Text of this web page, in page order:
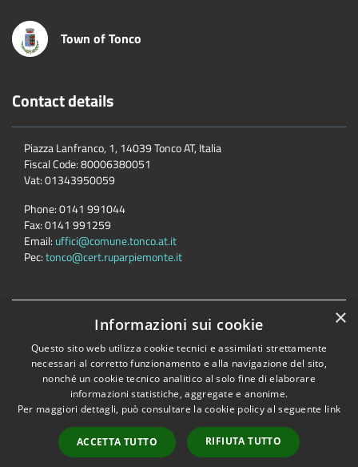
Town of Tonco
Contact details
Piazza Lanfranco, 1, 14039 Tonco AT, Italia
Fiscal Code:80006380051
Vat:01343950059
Phone:0141 991044
Fax:0141 991259
Email: uffici@comune.tonco.at.it
Pec:tonco@cert.ruparpiemonte.it
Accessibility Privacy Cookie
Sitemap
Comune convenzionatoAstigov
Progetto|Convenzione|Adesioni
×
Informazioni sui cookie
Questo sito web utilizza cookie tecnici e assimilati strettamente
necessari al corretto funzionamento e alla navigazione del sito,
nonché un cookie tecnico analitico al solo fine di elaborare
informazioni statistiche, aggregate e anonime.
Per maggiori dettagli, può consultare la cookie policy al seguente link
ACCETTA TUTTO RIFIUTA TUTTO